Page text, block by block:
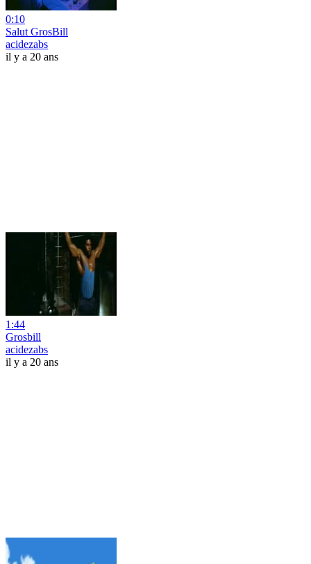
0:10
Salut GrosBill
acidezabs
il y a 20 ans
1:44
Grosbill
acidezabs
il y a 20 ans